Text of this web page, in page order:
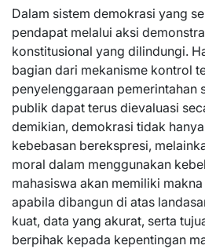
Dalam sistem demokrasi yang
pendapat melalui aksi
konstitusional yang dilindungi.
bagian dari mekanisme kontrol
penyelenggaraan pemerintahan
publik dapat terus dievaluasi
demikian, demokrasi tidak
kebebasan berekspresi,
moral dalam menggunakan
mahasiswa akan memiliki
apabila dibangun di atas
kuat, data yang akurat, serta
berpihak kepada kepentingan